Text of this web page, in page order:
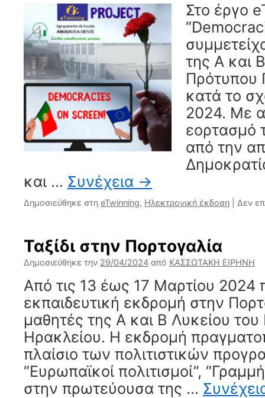
Στο έργο
της Α και
Πρότυπου
κατά το
2024. Με
εορτασμό
από την
και … Συνέχεια →
Δημοσιεύθηκε στη eTwinning, Ηλεκτρονική έκδοση Δεν
Ταξίδι στην Πορτογαλία
Δημοσιεύθηκε την 29/04/2024 από ΚΑΣΣΩΤΑΚΗ ΕΙΡΗΝΗ
Από τις 13 έως 17 Μαρτίου 2024
εκπαιδευτική εκδρομή στην
μαθητές της Α και Β Λυκείου
Ηρακλείου. Η εκδρομή
πλαίσιο των πολιτιστικών
“Ευρωπαϊκοί πολιτισμοί”,
στην πρωτεύουσα της …